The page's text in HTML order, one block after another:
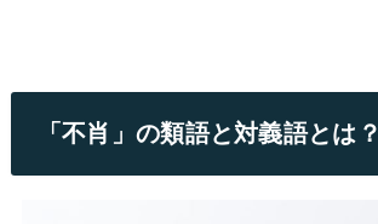
「不肖」の類語と対義語とは？